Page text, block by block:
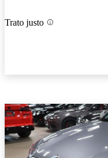
Trato justo